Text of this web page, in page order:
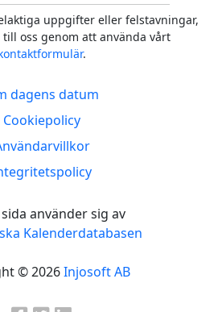
uppgifter eller felstavningar,
oss genom att använda vårt
.
dagens datum
Cookiepolicy
använder sig av
Kalenderdatabasen
© 2026Injosoft AB